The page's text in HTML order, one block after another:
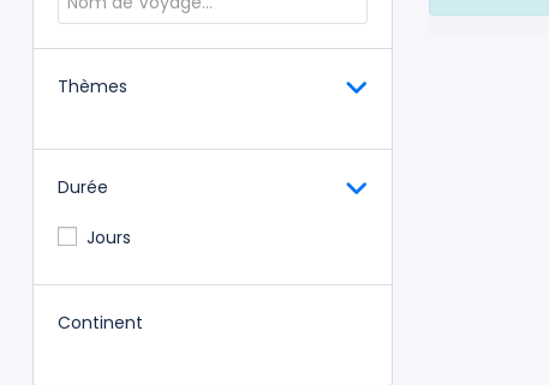
Thèmes
Durée
Jours
Continent